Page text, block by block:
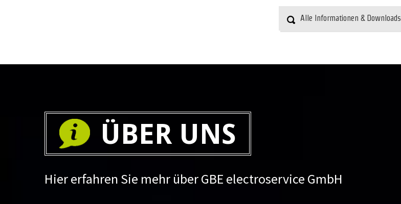
Alle Informationen & Downloads
ÜBER UNS
Hier erfahren Sie mehr über GBE electroservice GmbH